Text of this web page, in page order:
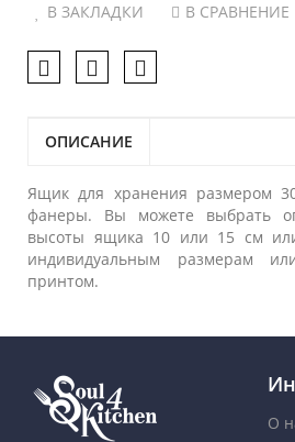
В ЗАКЛАДКИ В СРАВНЕНИЕ
ОПИСАНИЕ
Ящик для хранения размером
фанеры. Вы можете выбрать
высоты ящика 10 или 15 см
индивидуальным размерам
принтом.
О